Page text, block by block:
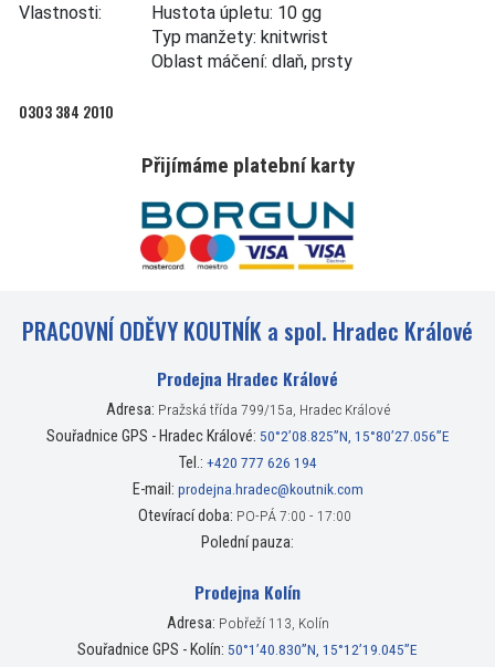
Vlastnosti:
Hustota úpletu: 10 gg
Typ manžety: knitwrist
Oblast máčení: dlaň, prsty
0303 384 2010
Přijímáme platební karty
PRACOVNÍ ODĚVY KOUTNÍK a spol. Hradec Králové
Prodejna Hradec Králové
Adresa: Pražská třída 799/15a, Hradec Králové
Souřadnice GPS - Hradec Králové: 50°2’08.825”N, 15°80’27.056”E
Tel.: +420 777 626 194
E-mail: prodejna.hradec@koutnik.com
Otevírací doba: PO-PÁ 7:00 - 17:00
Polední pauza:
Prodejna Kolín
Adresa: Pobřeží 113, Kolín
Souřadnice GPS - Kolín: 50°1’40.830”N, 15°12’19.045”E